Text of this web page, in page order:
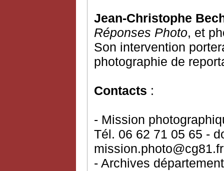
Jean-Christophe
Réponses Photo, et
Son intervention
photographie de
Contacts :
- Mission
Tél. 06 62 71 05 65 -
mission.photo@cg81.fr
- Archives